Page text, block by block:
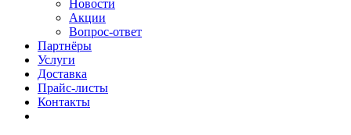
Новости
Акции
Вопрос-ответ
Партнёры
Услуги
Доставка
Прайс-листы
Контакты